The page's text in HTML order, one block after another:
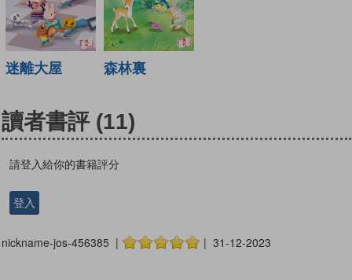
迷離大屋 森林裏
讀者書評 (11)
請登入給你的書籍評分
登入
nickname-jos-456385 | | 31-12-2023